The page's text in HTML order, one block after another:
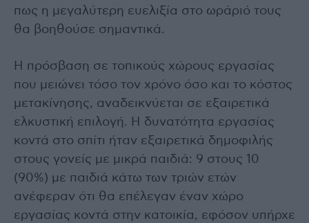
πως η μεγαλύτερη ευελιξία στο ωράριό τους
θα βοηθούσε σημαντικά.
Η πρόσβαση σε τοπικούς χώρους εργασίας
που μειώνει τόσο τον χρόνο όσο και το κόστος
μετακίνησης, αναδεικνύεται σε εξαιρετικά
ελκυστική επιλογή. Η δυνατότητα εργασίας
κοντά στο σπίτι ήταν εξαιρετικά δημοφιλής
στους γονείς με μικρά παιδιά: 9 στους 10
(90%) με παιδιά κάτω των τριών ετών
ανέφεραν ότι θα επέλεγαν έναν χώρο
εργασίας κοντά στην κατοικία, εφόσον υπήρχε